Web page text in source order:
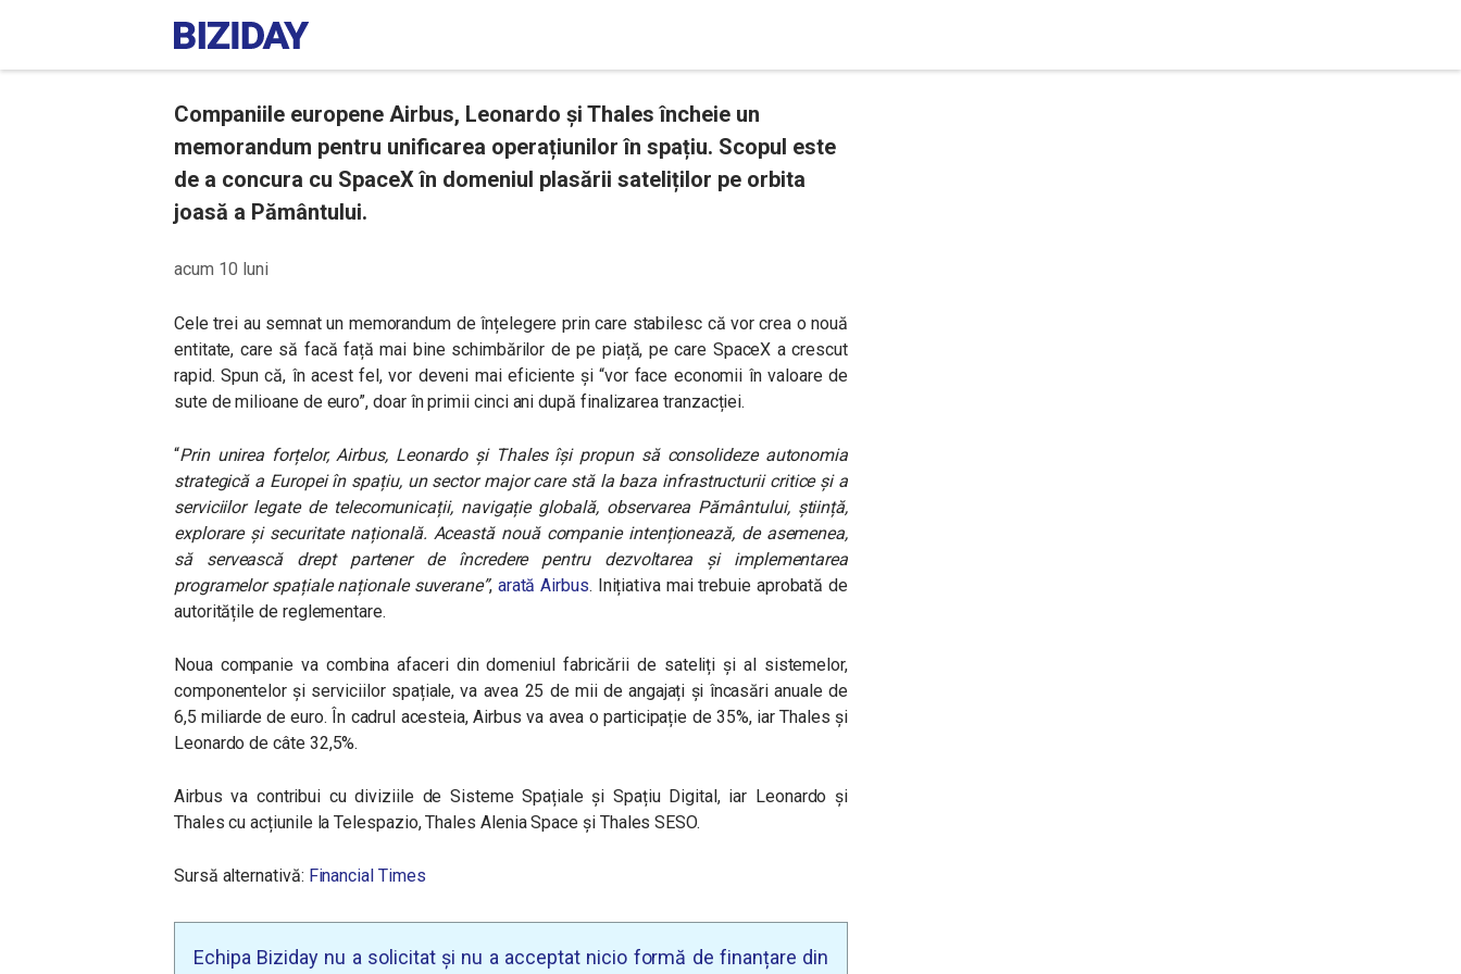
Companiile europene Airbus, Leonardo și Thales încheie un
memorandum pentru unificarea operațiunilor în spațiu. Scopul este
de a concura cu SpaceX în domeniul plasării sateliților pe orbita
joasă a Pământului.
acum 10 luni
Cele trei au semnat un memorandum de înțelegere prin care stabilesc că vor crea o nouă
entitate, care să facă față mai bine schimbărilor de pe piață, pe care SpaceX a crescut
rapid. Spun că, în acest fel, vor deveni mai eficiente și “vor face economii în valoare de
sute de milioane de euro”, doar în primii cinci ani după finalizarea tranzacției.
“Prin unirea forțelor, Airbus, Leonardo și Thales își propun să consolideze autonomia
strategică a Europei în spațiu, un sector major care stă la baza infrastructurii critice și a
serviciilor legate de telecomunicații, navigație globală, observarea Pământului, știință,
explorare și securitate națională. Această nouă companie intenționează, de asemenea,
să servească drept partener de încredere pentru dezvoltarea și implementarea
programelor spațiale naționale suverane”, arată Airbus. Inițiativa mai trebuie aprobată de
autoritățile de reglementare.
Noua companie va combina afaceri din domeniul fabricării de sateliți și al sistemelor,
componentelor și serviciilor spațiale, va avea 25 de mii de angajați și încasări anuale de
6,5 miliarde de euro. În cadrul acesteia, Airbus va avea o participație de 35%, iar Thales și
Leonardo de câte 32,5%.
Airbus va contribui cu diviziile de Sisteme Spațiale și Spațiu Digital, iar Leonardo și
Thales cu acțiunile la Telespazio, Thales Alenia Space și Thales SESO.
Sursă alternativă: Financial Times
Echipa Biziday nu a solicitat și nu a acceptat nicio formă de finanțare din